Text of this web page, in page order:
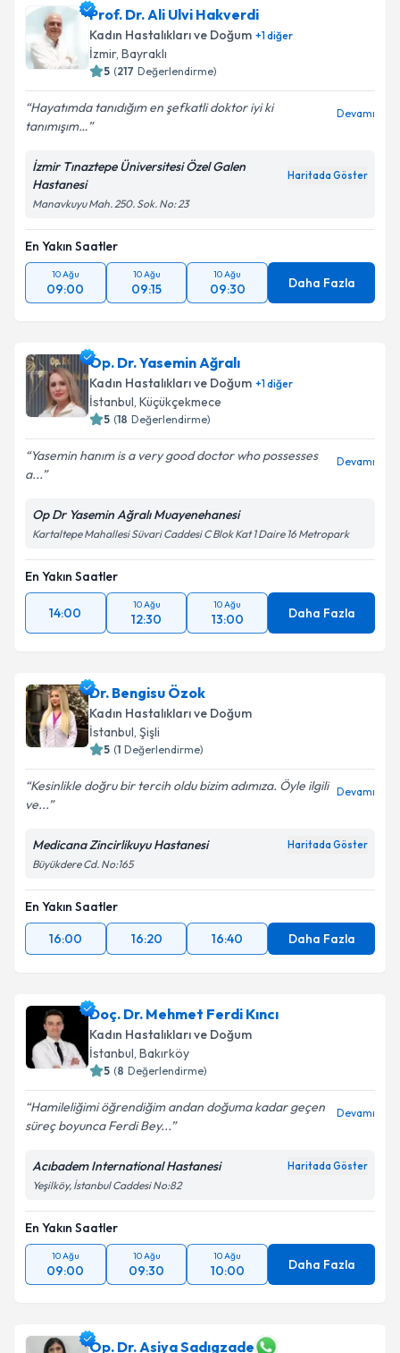
Prof. Dr. Ali Ulvi Hakverdi
Kadın Hastalıkları ve Doğum +1diğer
İzmir, Bayraklı
5 (217 Değerlendirme)
Hayatımda tanıdığım en şefkatli doktor iyi ki
tanımışım…
Devamı
İzmir Tınaztepe Üniversitesi Özel Galen
Hastanesi
Haritada Göster
Manavkuyu Mah. 250. Sok. No: 23
En Yakın Saatler
10 Ağu
09:00
10 Ağu
09:15
10 Ağu
09:30 Daha Fazla
Op. Dr. Yasemin Ağralı
Kadın Hastalıkları ve Doğum +1diğer
İstanbul, Küçükçekmece
5 (18 Değerlendirme)
Yasemin hanım is a very good doctor who possesses
a...
Devamı
Op Dr Yasemin Ağralı Muayenehanesi
Kartaltepe Mahallesi Süvari Caddesi C Blok Kat 1 Daire 16 Metropark
En Yakın Saatler
14:00
10 Ağu
12:30
10 Ağu
13:00 Daha Fazla
Dr. Bengisu Özok
Kadın Hastalıkları ve Doğum
İstanbul, Şişli
5 (1 Değerlendirme)
Kesinlikle doğru bir tercih oldu bizim adımıza. Öyle ilgili
ve...
Devamı
Medicana Zincirlikuyu Hastanesi Haritada Göster
Büyükdere Cd. No:165
En Yakın Saatler
16:00
16:20 16:40 Daha Fazla
Doç. Dr. Mehmet Ferdi Kıncı
Kadın Hastalıkları ve Doğum
İstanbul, Bakırköy
5 (8 Değerlendirme)
Hamileliğimi öğrendiğim andan doğuma kadar geçen
süreç boyunca Ferdi Bey...
Devamı
Acıbadem International Hastanesi Haritada Göster
Yeşilköy, İstanbul Caddesi No:82
En Yakın Saatler
10 Ağu
09:00
10 Ağu
09:30
10 Ağu
10:00 Daha Fazla
Op. Dr. Asiya Sadıgzade